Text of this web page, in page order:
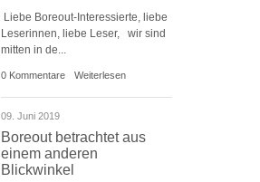
Liebe Boreout-Interessierte, liebe
Leserinnen, liebe Leser, wir sind
mitten in de...
0 Kommentare Weiterlesen
09. Juni 2019
Boreout betrachtet aus
einem anderen
Blickwinkel